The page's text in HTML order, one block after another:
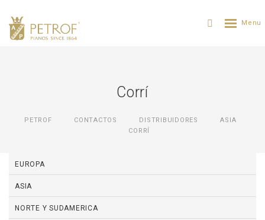
Corrí
PETROF CONTACTOS DISTRIBUIDORES
ASIA
CORRÍ
EUROPA
ASIA
NORTE Y SUDAMERICA